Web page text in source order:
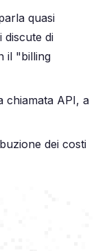
quasi
discute di
il "billing
chiamata API, a
dei costi